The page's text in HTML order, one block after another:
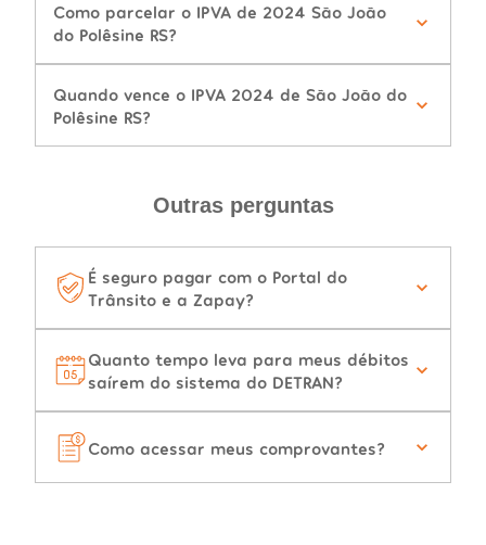
Como parcelar o IPVA de 2024 São João
do Polêsine RS?
Quando vence o IPVA 2024 de São João do
Polêsine RS?
Outras perguntas
É seguro pagar com o Portal do
Trânsito e a Zapay?
Quanto tempo leva para meus débitos
saírem do sistema do DETRAN?
Como acessar meus comprovantes?